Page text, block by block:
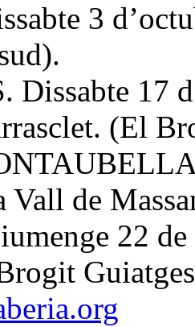
3
Dissabte 17
(El
Vall de
22